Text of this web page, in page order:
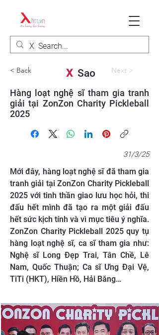
< Back XSao Next >
Hàng loạt nghệ sĩ tham gia tranh
giải tại ZonZon Charity Pickleball
2025
31/3/25
Mới đây, hàng loạt nghệ sĩ đã tham gia
tranh giải tại ZonZon Charity Pickleball
2025 với tinh thần giao lưu học hỏi, thi
đấu hết mình đã tạo ra một giải đấu
hết sức kịch tính và vì mục tiêu ý nghĩa.
ZonZon Charity Pickleball 2025 quy tụ
hàng loạt nghệ sĩ, ca sĩ tham gia như:
Nghệ sĩ Long Đẹp Trai, Tân Chề, Lê
Nam, Quốc Thuận; Ca sĩ Ưng Đại Vệ,
TiTi (HKT), Hiền Hồ, Hải Băng…